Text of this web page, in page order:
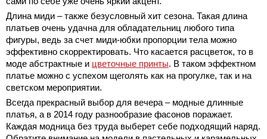
Длина миди – также безусловный хит сезона. Такая длина
платьев очень удачна для обладательниц любого типа
фигуры, ведь за счет миди-юбки пропорции тела можно
эффективно скорректировать. Что касается расцветок, то в
моде абстрактные и цветочные принты. В таком эффектном
платье можно с успехом щеголять как на прогулке, так и на
светском мероприятии.
Всегда прекрасный выбор для вечера – модные длинные
платья, а в 2014 году разнообразие фасонов поражает.
Каждая модница без труда выберет себе подходящий наряд.